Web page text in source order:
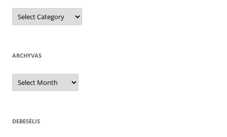
Kategorijos
ARCHYVAS
Archyvas
DEBESĖLIS